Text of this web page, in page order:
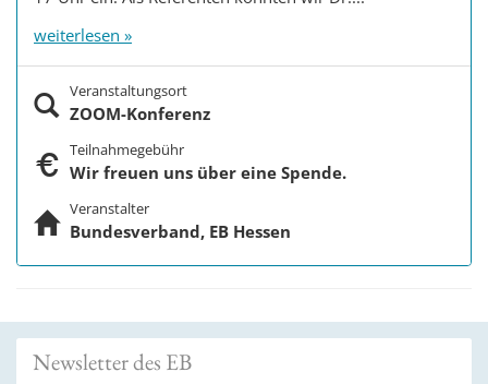
weiterlesen »
Veranstaltungsort
ZOOM-Konferenz
Teilnahmegebühr
Wir freuen uns über eine Spende.
Veranstalter
Bundesverband, EB Hessen
Newsletter des EB